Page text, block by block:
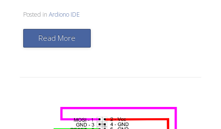
Posted inArdiono IDE
Read More